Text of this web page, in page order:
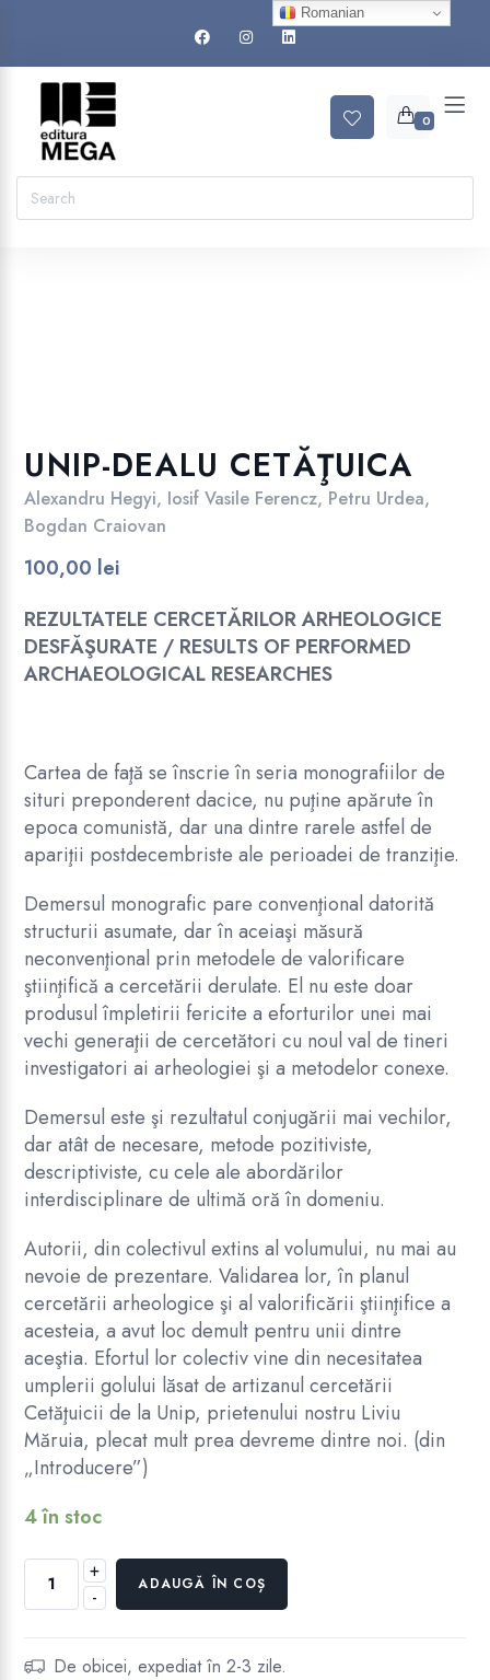
0
UNIP-DEALU CETĂŢUICA
Alexandru Hegyi, Iosif Vasile Ferencz, Petru Urdea,
Bogdan Craiovan
100,00 lei
REZULTATELE CERCETĂRILOR ARHEOLOGICE
DESFĂŞURATE / RESULTS OF PERFORMED
ARCHAEOLOGICAL RESEARCHES
Cartea de faţă se înscrie în seria monografiilor de
situri preponderent dacice, nu puţine apărute în
epoca comunistă, dar una dintre rarele astfel de
apariţii postdecembriste ale perioadei de tranziţie.
Demersul monografic pare convenţional datorită
structurii asumate, dar în aceiaşi măsură
neconvenţional prin metodele de valorificare
ştiinţifică a cercetării derulate. El nu este doar
produsul împletirii fericite a eforturilor unei mai
vechi generaţii de cercetători cu noul val de tineri
investigatori ai arheologiei şi a metodelor conexe.
Demersul este şi rezultatul conjugării mai vechilor,
dar atât de necesare, metode pozitiviste,
descriptiviste, cu cele ale abordărilor
interdisciplinare de ultimă oră în domeniu.
Autorii, din colectivul extins al volumului, nu mai au
nevoie de prezentare. Validarea lor, în planul
cercetării arheologice şi al valorificării ştiinţifice a
acesteia, a avut loc demult pentru unii dintre
aceştia. Efortul lor colectiv vine din necesitatea
umplerii golului lăsat de artizanul cercetării
Cetăţuicii de la Unip, prietenului nostru Liviu
Măruia, plecat mult prea devreme dintre noi. (din
„Introducere”)
4 în stoc
-
Cantitate
CETĂŢUICA
+
ADAUGĂ ÎN COȘ
De obicei, expediat în 2-3 zile.
Romanian